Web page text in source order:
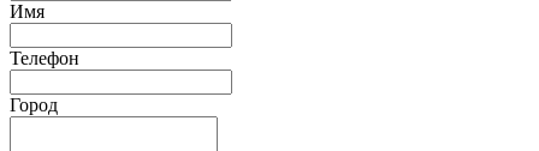
Имя
Телефон
Город